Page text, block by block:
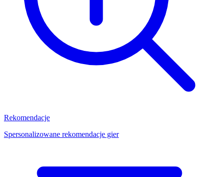
Rekomendacje
Spersonalizowane rekomendacje gier